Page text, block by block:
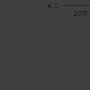
2017
€ 0